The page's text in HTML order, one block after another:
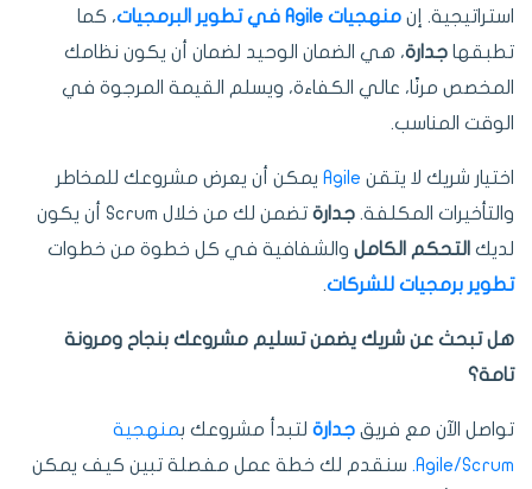
استراتيجية. إن منهجيات Agile في تطوير البرمجيات
، كما
تطبقها جدارة، هي الضمان الوحيد لضمان أن يكون نظامك
المخصص مرنًا، عالي الكفاءة، ويسلم القيمة المرجوة في
الوقت المناسب.
اختيار شريك لا يتقن Agile يمكن أن يعرض مشروعك للمخاطر
والتأخيرات المكلفة. جدارة
تضمن لك من خلال Scrum أن يكون
لديك التحكم الكامل والشفافية في كل خطوة من خطوات
تطوير برمجيات للشركات.
هل تبحث عن شريك يضمن تسليم مشروعك بنجاح ومرونة
تامة؟
تواصل الآن مع فريق جدارة لتبدأ مشروعك بمنهجية
Agile/Scrum. سنقدم لك خطة عمل مفصلة تبين كيف يمكن